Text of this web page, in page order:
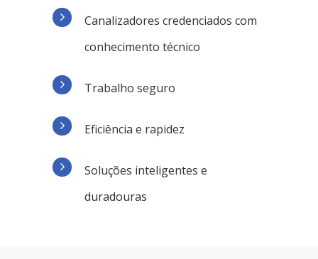
Canalizadores credenciados com
conhecimento técnico
Trabalho seguro
Eficiência e rapidez
Soluções inteligentes e
duradouras